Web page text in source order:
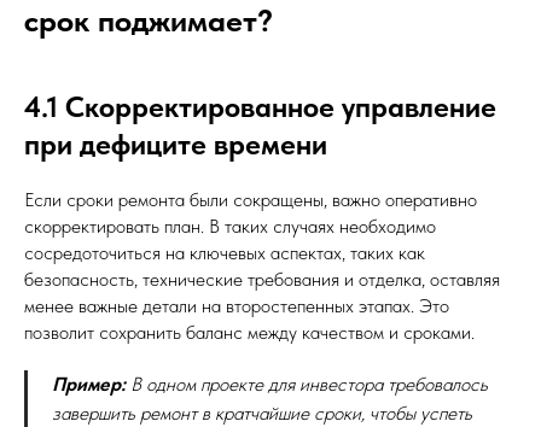
срок поджимает?
4.1 Скорректированное управление
при дефиците времени
Если сроки ремонта были сокращены, важно оперативно
скорректировать план. В таких случаях необходимо
сосредоточиться на ключевых аспектах, таких как
безопасность, технические требования и отделка, оставляя
менее важные детали на второстепенных этапах. Это
позволит сохранить баланс между качеством и сроками.
Пример: В одном проекте для инвестора требовалось
завершить ремонт в кратчайшие сроки, чтобы успеть